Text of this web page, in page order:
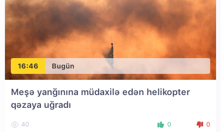
16:46 Bugün
Meşə yanğınına müdaxilə edən helikopter
qəzaya uğradı
40 0 0